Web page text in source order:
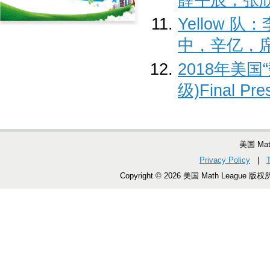
Yellow 队：
中，辛亿，
2018年美国
级)Final
美国
Privacy Policy
Copyright © 2026 美国 Math League 版